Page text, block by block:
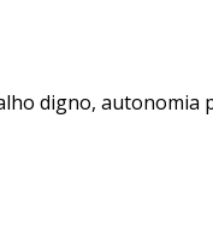
digno, autonomia